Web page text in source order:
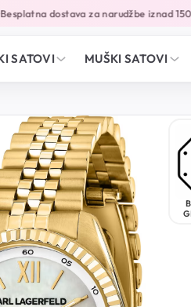
dostava za narudžbe iznad
SATOVI MUŠKI SATOVI